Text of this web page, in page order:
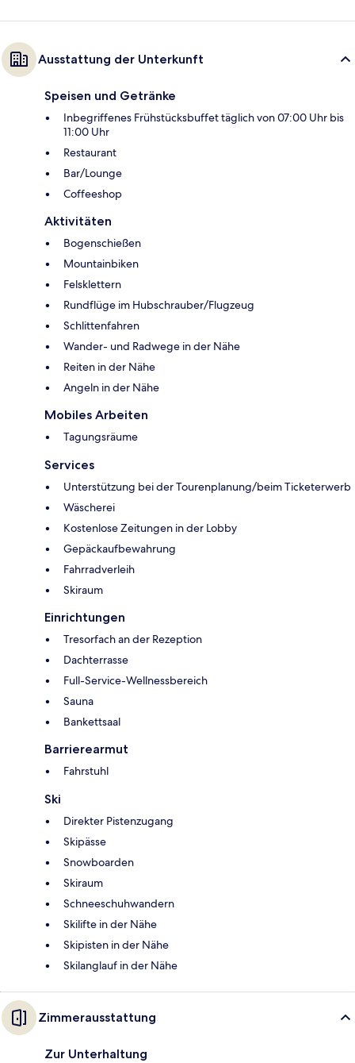
Ausstattung der Unterkunft
Speisen und Getränke
Inbegriffenes Frühstücksbuffet täglich von 07:00 Uhr bis
11:00 Uhr
Restaurant
Bar/Lounge
Coffeeshop
Aktivitäten
Bogenschießen
Mountainbiken
Felsklettern
Rundflüge im Hubschrauber/Flugzeug
Schlittenfahren
Wander- und Radwege in der Nähe
Reiten in der Nähe
Angeln in der Nähe
Mobiles Arbeiten
Tagungsräume
Services
Unterstützung bei der Tourenplanung/beim Ticketerwerb
Wäscherei
Kostenlose Zeitungen in der Lobby
Gepäckaufbewahrung
Fahrradverleih
Skiraum
Einrichtungen
Tresorfach an der Rezeption
Dachterrasse
Full-Service-Wellnessbereich
Sauna
Bankettsaal
Barrierearmut
Fahrstuhl
Ski
Direkter Pistenzugang
Skipässe
Snowboarden
Skiraum
Schneeschuhwandern
Skilifte in der Nähe
Skipisten in der Nähe
Skilanglauf in der Nähe
Zimmerausstattung
Zur Unterhaltung